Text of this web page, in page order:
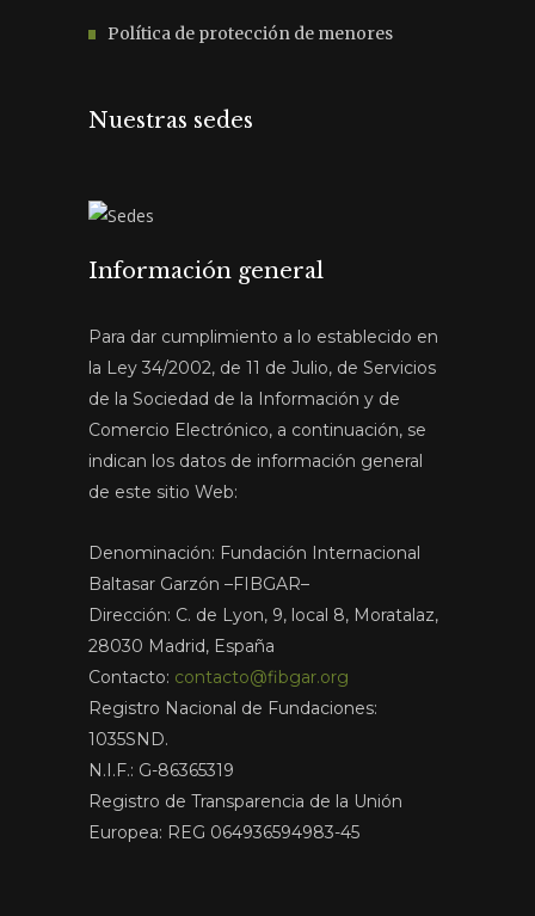
Política de protección de menores
Nuestras sedes
Información general
Para dar cumplimiento a lo establecido en
la Ley 34/2002, de 11 de Julio, de Servicios
de la Sociedad de la Información y de
Comercio Electrónico, a continuación, se
indican los datos de información general
de este sitio Web:
Denominación: Fundación Internacional
Baltasar Garzón –FIBGAR–
Dirección: C. de Lyon, 9, local 8, Moratalaz,
28030 Madrid, España
Contacto: contacto@fibgar.org
Registro Nacional de Fundaciones:
1035SND.
N.I.F.: G-86365319
Registro de Transparencia de la Unión
Europea: REG 064936594983-45